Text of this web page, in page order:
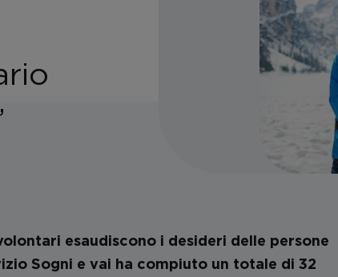
esaudiscono i desideri delle persone
Sogni e vai ha compiuto un totale di 32